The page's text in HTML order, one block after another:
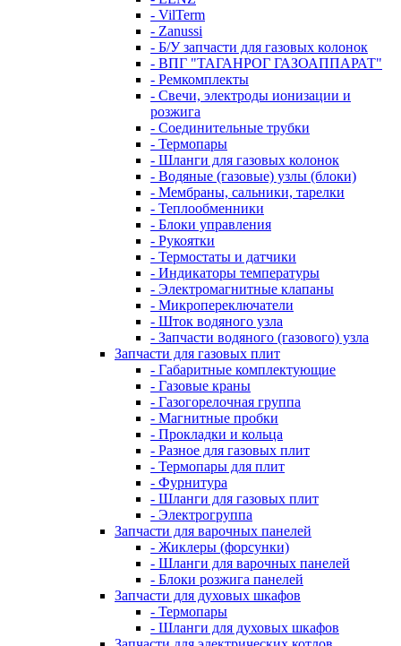
- VilTerm
- Zanussi
- Б/У запчасти для газовых колонок
- ВПГ "ТАГАНРОГ ГАЗОАППАРАТ"
- Ремкомплекты
- Свечи, электроды ионизации и
розжига
- Соединительные трубки
- Термопары
- Шланги для газовых колонок
- Водяные (газовые) узлы (блоки)
- Мембраны, сальники, тарелки
- Теплообменники
- Блоки управления
- Рукоятки
- Термостаты и датчики
- Индикаторы температуры
- Электромагнитные клапаны
- Микропереключатели
- Шток водяного узла
- Запчасти водяного (газового) узла
Запчасти для газовых плит
- Габаритные комплектующие
- Газовые краны
- Газогорелочная группа
- Магнитные пробки
- Прокладки и кольца
- Разное для газовых плит
- Термопары для плит
- Фурнитура
- Шланги для газовых плит
- Электрогруппа
Запчасти для варочных панелей
- Жиклеры (форсунки)
- Шланги для варочных панелей
- Блоки розжига панелей
Запчасти для духовых шкафов
- Термопары
- Шланги для духовых шкафов